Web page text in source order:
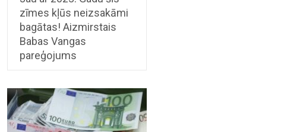
zīmes kļūs neizsakāmi
bagātas! Aizmirstais
Babas Vangas
pareģojums